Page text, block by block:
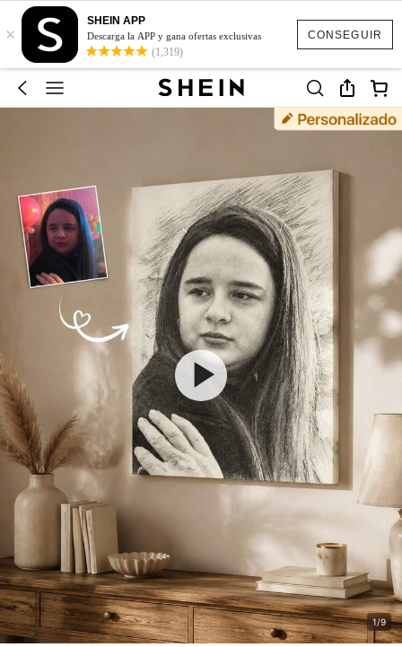
CONSEGUIR
×
SHEIN APP
Descarga la APP y gana ofertas exclusivas
(1,319)
1/9